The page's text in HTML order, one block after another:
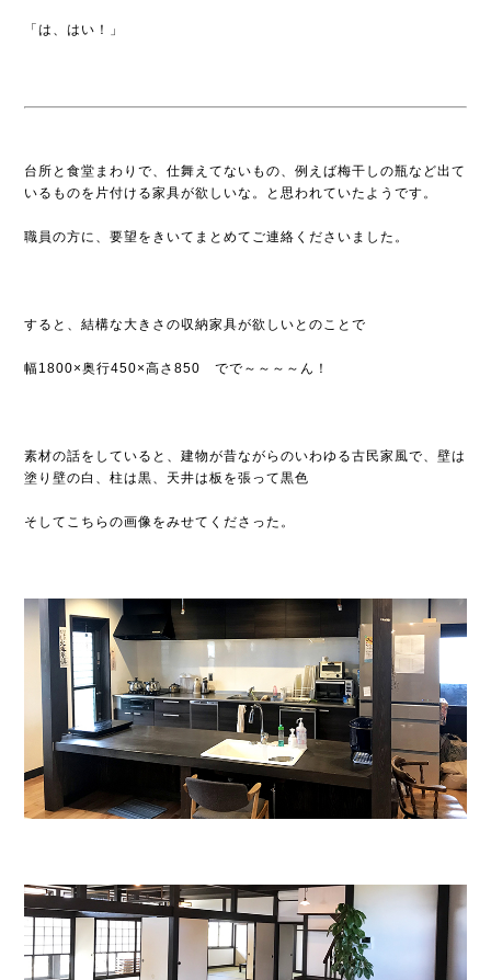
「は、はい！」
台所と食堂まわりで、仕舞えてないもの、例えば梅干しの瓶など出て
いるものを片付ける家具が欲しいな。と思われていたようです。
職員の方に、要望をきいてまとめてご連絡くださいました。
すると、結構な大きさの収納家具が欲しいとのことで
幅1800×奥行450×高さ850 でで～～～～ん！
素材の話をしていると、建物が昔ながらのいわゆる古民家風で、壁は
塗り壁の白、柱は黒、天井は板を張って黒色
そしてこちらの画像をみせてくださった。